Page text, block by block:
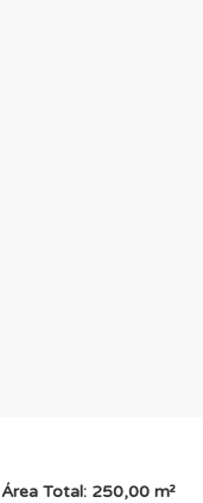
Área Total: 250,00 m²